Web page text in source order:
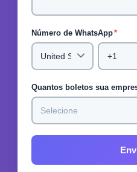
Número de WhatsApp*
Quantos boletos sua